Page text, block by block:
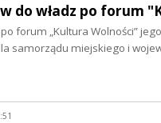
do władz po forum
po forum „Kultura Wolności”
samorządu miejskiego i